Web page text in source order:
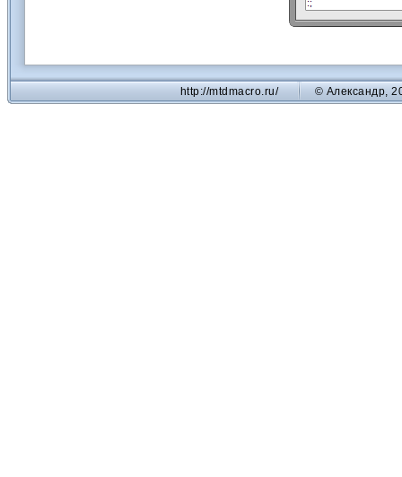
http://mtdmacro.ru/ © Александр,